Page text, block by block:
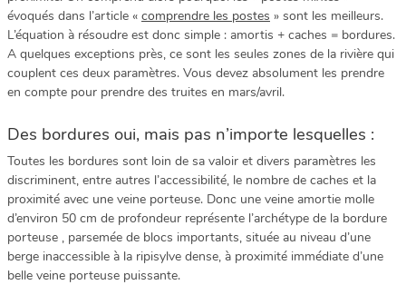
évoqués dans l’article « comprendre les postes » sont les meilleurs.
L’équation à résoudre est donc simple : amortis + caches = bordures.
A quelques exceptions près, ce sont les seules zones de la rivière qui
couplent ces deux paramètres. Vous devez absolument les prendre
en compte pour prendre des truites en mars/avril.
Des bordures oui, mais pas n’importe lesquelles :
Toutes les bordures sont loin de sa valoir et divers paramètres les
discriminent, entre autres l’accessibilité, le nombre de caches et la
proximité avec une veine porteuse. Donc une veine amortie molle
d’environ 50 cm de profondeur représente l’archétype de la bordure
porteuse , parsemée de blocs importants, située au niveau d’une
berge inaccessible à la ripisylve dense, à proximité immédiate d’une
belle veine porteuse puissante.